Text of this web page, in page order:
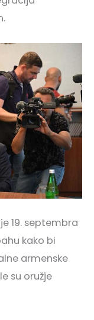
19. septembra
kako bi
armenske
su oružje